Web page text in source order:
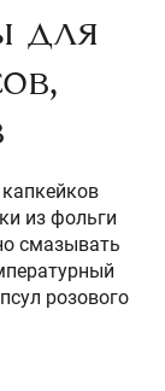
для
из фольги
смазывать
розового